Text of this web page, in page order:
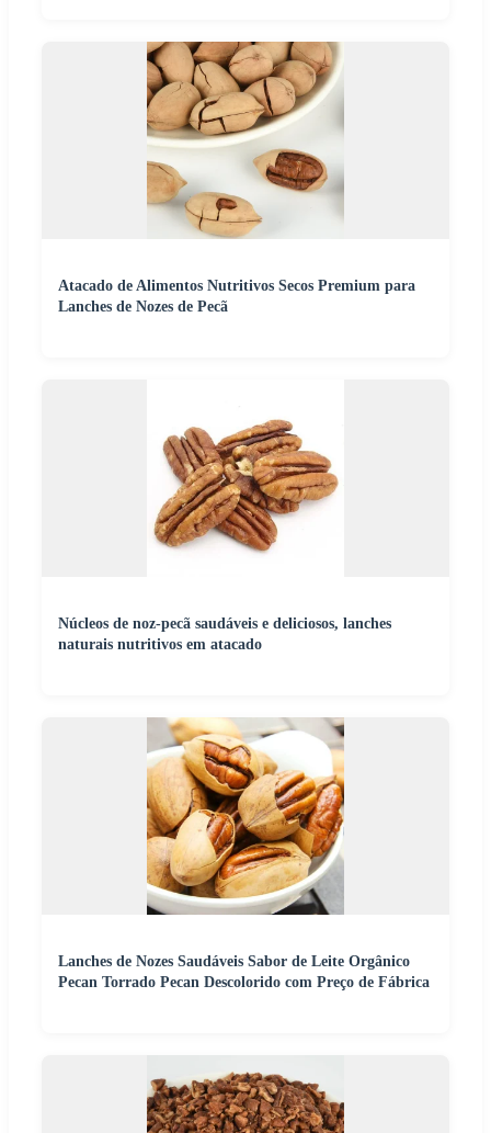
Atacado de Alimentos Nutritivos Secos Premium para
Lanches de Nozes de Pecã
Núcleos de noz-pecã saudáveis e deliciosos, lanches
naturais nutritivos em atacado
Lanches de Nozes Saudáveis Sabor de Leite Orgânico
Pecan Torrado Pecan Descolorido com Preço de Fábrica